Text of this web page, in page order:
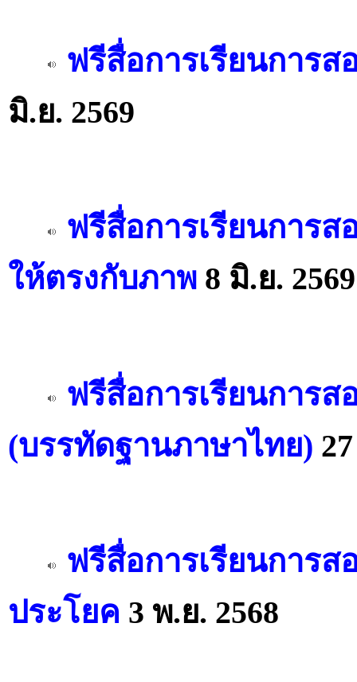
ฟรีสื่อการเรียนการ
มิ.ย. 2569
ฟรีสื่อการเรียนการส
ให้ตรงกับภาพ 8 มิ.ย. 2569
ฟรีสื่อการเรียนการ
(บรรทัดฐานภาษาไทย)
ฟรีสื่อการเรียนการ
ประโยค 3 พ.ย. 2568